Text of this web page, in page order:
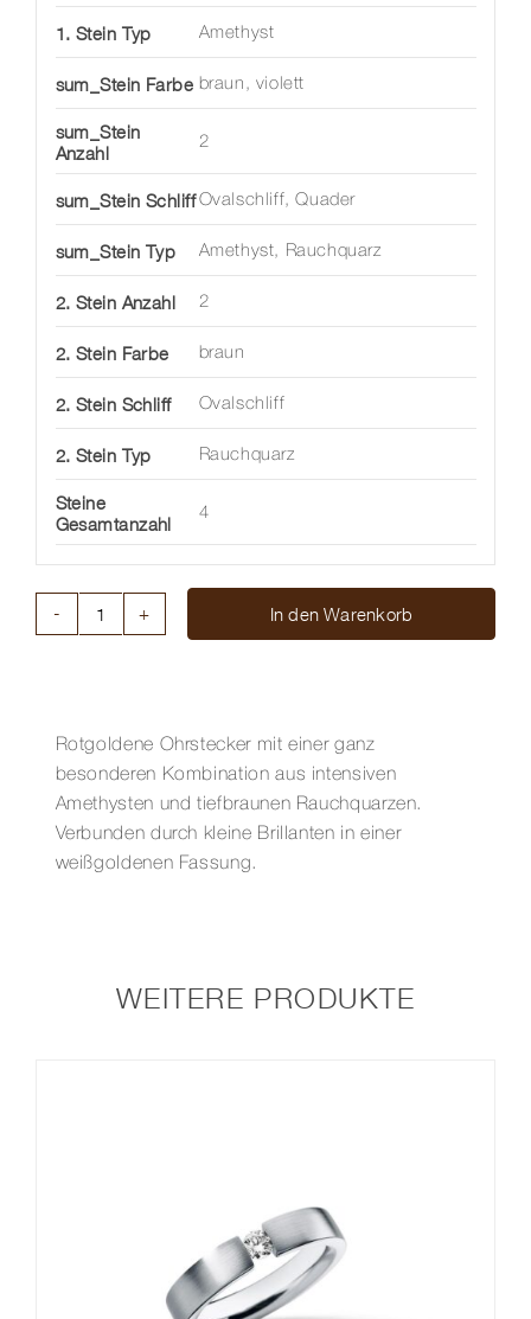
1. Stein Typ Amethyst
sum_Stein Farbe braun , violett
sum_Stein
Anzahl
2
sum_Stein Schliff Ovalschliff,Quader
sum_Stein Typ Amethyst, Rauchquarz
2. Stein Anzahl 2
2. Stein Farbe braun
2. Stein Schliff Ovalschliff
2. Stein Typ Rauchquarz
Steine
Gesamtanzahl
4
RAUCHQUARZ
Menge
In den Warenkorb
Rotgoldene Ohrstecker mit einer ganz
besonderen Kombination aus intensiven
Amethysten und tiefbraunen Rauchquarzen.
Verbunden durch kleine Brillanten in einer
weißgoldenen Fassung.
WEITERE PRODUKTE